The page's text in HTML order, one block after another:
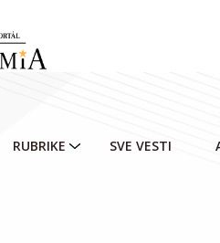
RUBRIKE SVE VESTI